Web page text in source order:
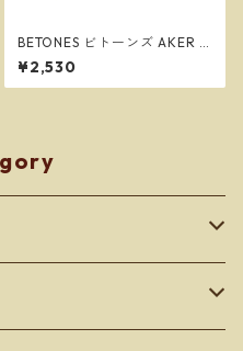
BETONES ビトーンズ AKER B
LACK/PURPLE メンズ フリー
サイズ ボクサーパンツ ※ネコ
ポスで送料無料※
¥2,530